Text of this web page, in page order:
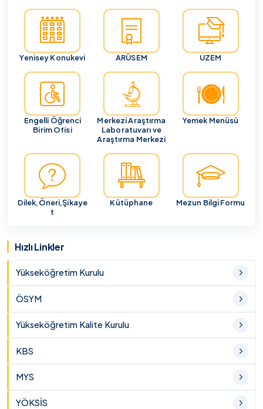
Yenisey Konukevi ARÜSEM UZEM
Engelli Öğrenci
Birim Ofisi
Merkezi Araştırma
Laboratuvarı ve
Araştırma Merkezi
Yemek Menüsü
Dilek,Öneri,Şikaye
t
Kütüphane Mezun Bilgi Formu
Hızlı Linkler
Yükseköğretim Kurulu
ÖSYM
Yükseköğretim Kalite Kurulu
KBS
MYS
YÖKSİS